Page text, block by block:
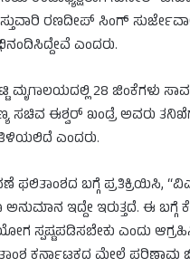
ರಣದೀಪ್ ಸಿಂಗ್
ಎಂದರು.
28 ಜಿಂಕೆಗಳು
ಸಚಿವ ಈಶ್ವರ್ ಖಂಡ್ರೆ ಅವರು
ತಿಳಿಯಲಿದೆ ಎಂದರು.
ಫಲಿತಾಂಶದ ಬಗ್ಗೆ ಪ್ರತಿಕ್ರಿಯಿಸಿ,
ಇದ್ದೇ ಇರುತ್ತದೆ. ಈ ಬಗ್ಗೆ
ಸ್ಪಷ್ಟಪಡಿಸಬೇಕು ಎಂದು
ಕರ್ನಾಟಕದ ಮೇಲೆ ಪರಿಣಾಮ